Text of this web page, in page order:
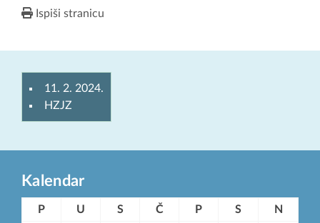
Ispiši stranicu
11. 2. 2024.
HZJZ
Kalendar
P U S Č P S N